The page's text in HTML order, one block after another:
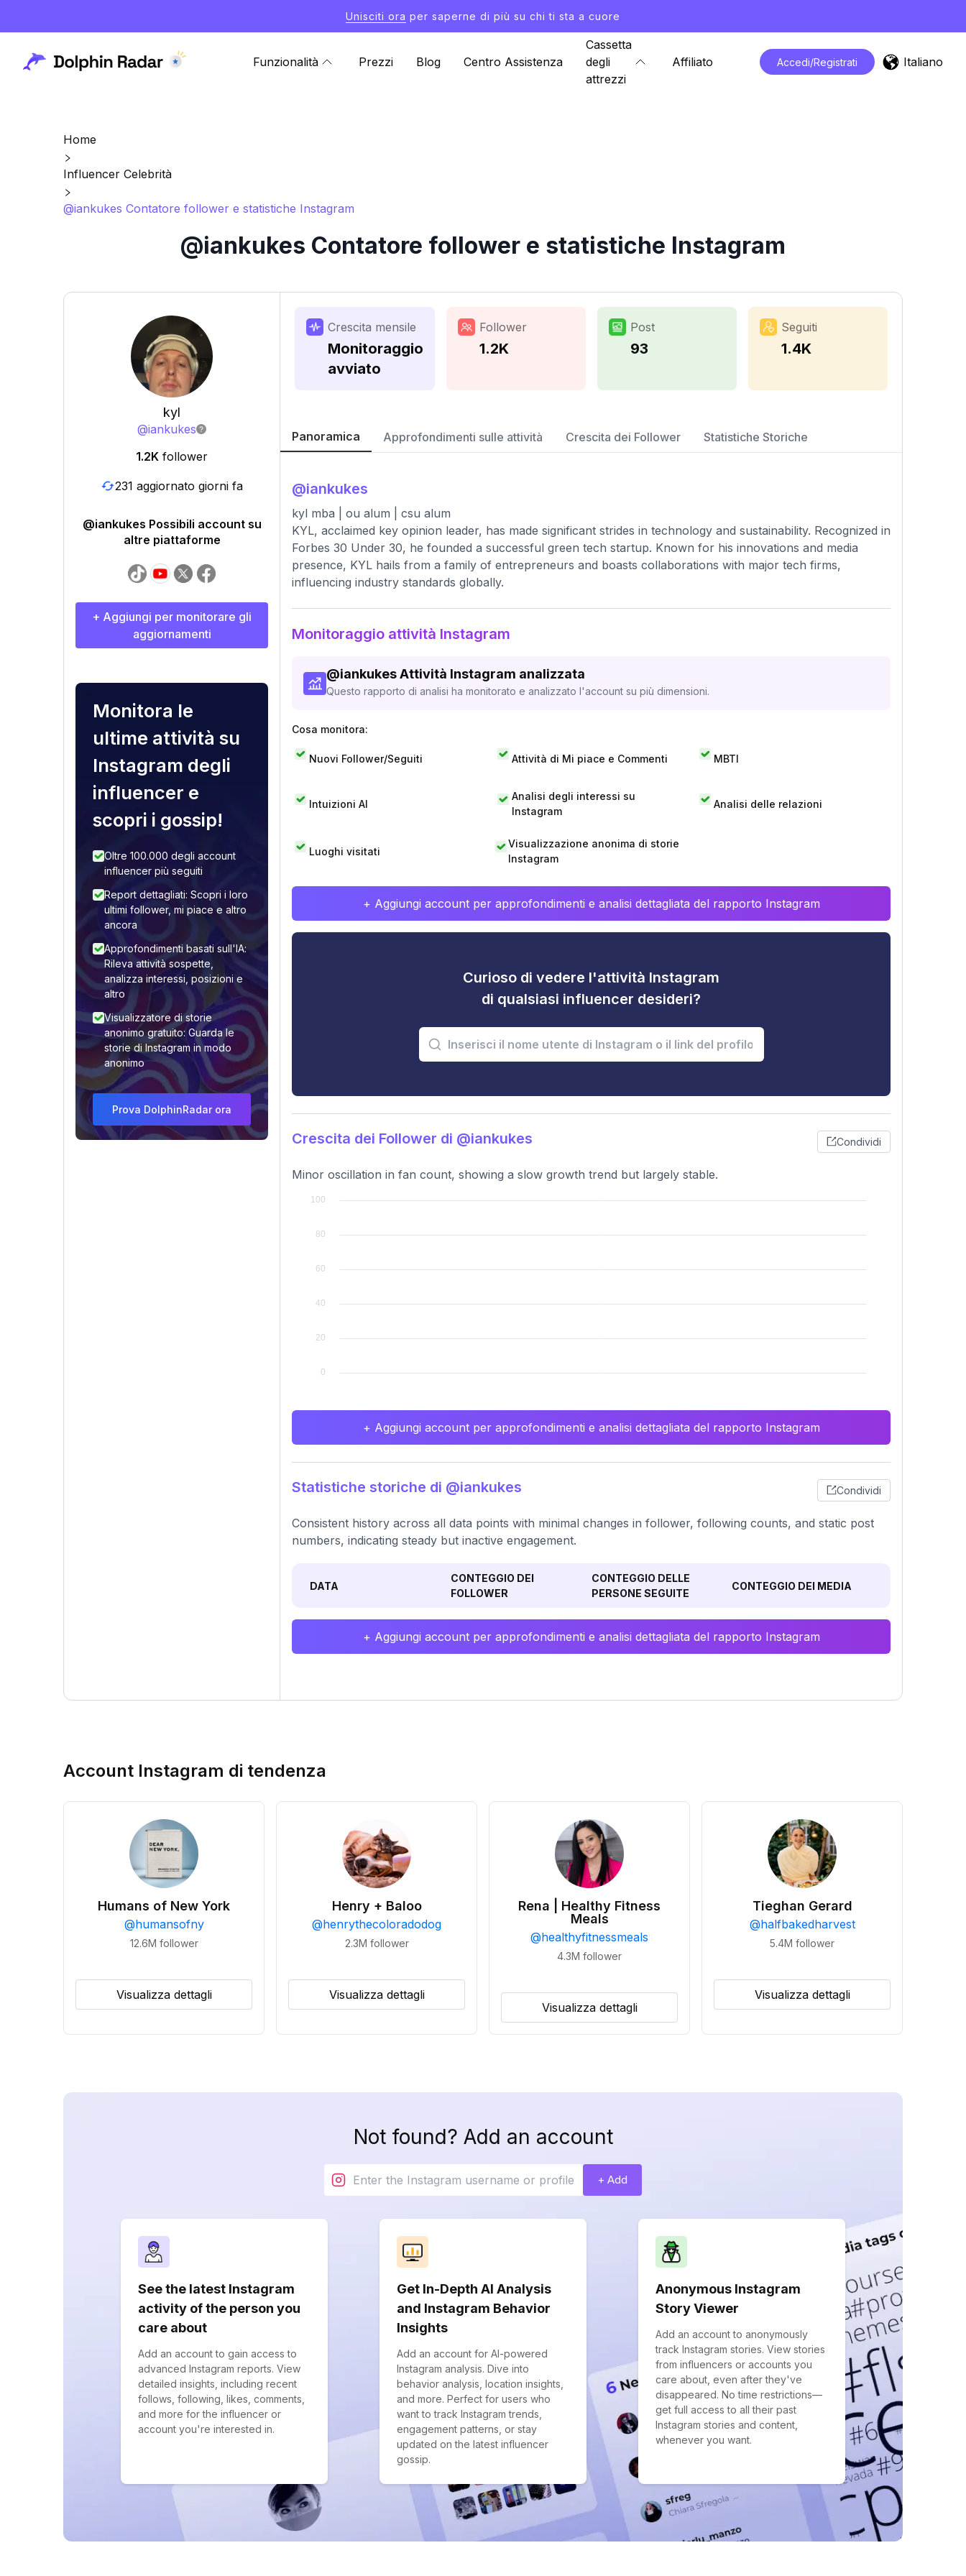
Unisciti ora per saperne di più su chi ti sta a cuore
Funzionalità Prezzi Blog Centro Assistenza
Cassetta
degli
attrezzi
Affiliato Accedi/Registrati Italiano
Home
Influencer Celebrità
@iankukes Contatore follower e statistiche Instagram
@iankukes Contatore follower e statistiche Instagram
kyl
@iankukes
1.2K follower
231 aggiornato giorni fa
@iankukes Possibili account su
altre piattaforme
+ Aggiungi per monitorare gli
aggiornamenti
Monitora le
ultime attività su
Instagram degli
influencer e
scopri i gossip!
Oltre 100.000 degli account
influencer più seguiti
Report dettagliati: Scopri i loro
ultimi follower, mi piace e altro
ancora
Approfondimenti basati sull'IA:
Rileva attività sospette,
analizza interessi, posizioni e
altro
Visualizzatore di storie
anonimo gratuito: Guarda le
storie di Instagram in modo
anonimo
Prova DolphinRadar ora
Crescita mensile
Monitoraggio
avviato
Follower
1.2K
Post
93
Seguiti
1.4K
Panoramica Approfondimenti sulle attività Crescita dei Follower Statistiche Storiche
@iankukes
kyl mba | ou alum | csu alum
KYL, acclaimed key opinion leader, has made significant strides in technology and sustainability. Recognized in
Forbes 30 Under 30, he founded a successful green tech startup. Known for his innovations and media
presence, KYL hails from a family of entrepreneurs and boasts collaborations with major tech firms,
influencing industry standards globally.
Monitoraggio attività Instagram
@iankukesAttività Instagram analizzata
Questo rapporto di analisi ha monitorato e analizzato l'account su più dimensioni.
Cosa monitora:
Nuovi Follower/Seguiti Attività di Mi piace e Commenti MBTI
Intuizioni AI
Analisi degli interessi su
Instagram
Analisi delle relazioni
Luoghi visitati
Visualizzazione anonima di storie
Instagram
+ Aggiungi account per approfondimenti e analisi dettagliata del rapporto Instagram
Curioso di vedere l'attività Instagram
di qualsiasi influencer desideri?
Crescita dei Follower di @iankukes Condividi
Minor oscillation in fan count, showing a slow growth trend but largely stable.
+ Aggiungi account per approfondimenti e analisi dettagliata del rapporto Instagram
Statistiche storiche di @iankukes Condividi
Consistent history across all data points with minimal changes in follower, following counts, and static post
numbers, indicating steady but inactive engagement.
DATA
CONTEGGIO DEI
FOLLOWER
CONTEGGIO DELLE
PERSONE SEGUITE
CONTEGGIO DEI MEDIA
+ Aggiungi account per approfondimenti e analisi dettagliata del rapporto Instagram
Account Instagram di tendenza
Humans of New York
@humansofny
12.6M follower
Visualizza dettagli
Henry + Baloo
@henrythecoloradodog
2.3M follower
Visualizza dettagli
Rena | Healthy Fitness
Meals
@healthyfitnessmeals
4.3M follower
Visualizza dettagli
Tieghan Gerard
@halfbakedharvest
5.4M follower
Visualizza dettagli
Not found? Add an account
+ Add
See the latest Instagram
activity of the person you
care about
Add an account to gain access to
advanced Instagram reports. View
detailed insights, including recent
follows, following, likes, comments,
and more for the influencer or
account you're interested in.
Get In-Depth AI Analysis
and Instagram Behavior
Insights
Add an account for AI-powered
Instagram analysis. Dive into
behavior analysis, location insights,
and more. Perfect for users who
want to track Instagram trends,
engagement patterns, or stay
updated on the latest influencer
gossip.
Anonymous Instagram
Story Viewer
Add an account to anonymously
track Instagram stories. View stories
from influencers or accounts you
care about, even after they've
disappeared. No time restrictions—
get full access to all their past
Instagram stories and content,
whenever you want.